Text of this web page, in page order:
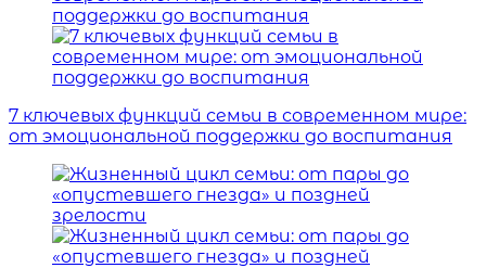
7 ключевых функций семьи в современном мире:
от эмоциональной поддержки до воспитания